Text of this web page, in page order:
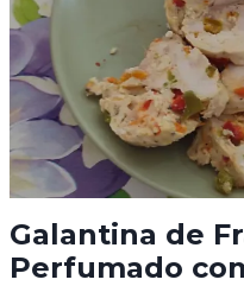
Galantina de
Perfumado